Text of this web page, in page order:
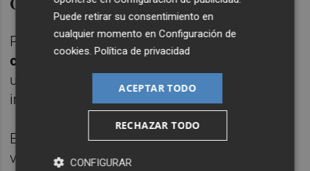
Por otra parte,Hispania ha adquirido un
complejo de 91 viviendas de Madrid
ubicado en el Noroeste de la capital, por un
importe de 16 millones de euros.
En concreto, el activo está integrado por 91
viviendas de uno y dos dormitorios, que
Puede retirar su consentimiento en
cualquier momento enConfiguración de
cookies .Política de privacidad
ACEPTAR TODO
RECHAZAR TODO
CONFIGURAR